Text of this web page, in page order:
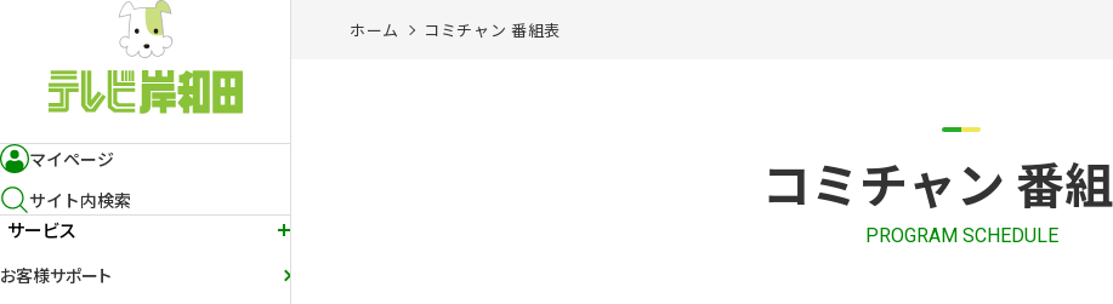
マイページ
サイト内検索
サービス
お客様サポート
ホーム コミチャン 番組表
コミチャン 番
PROGRAM SCHEDULE